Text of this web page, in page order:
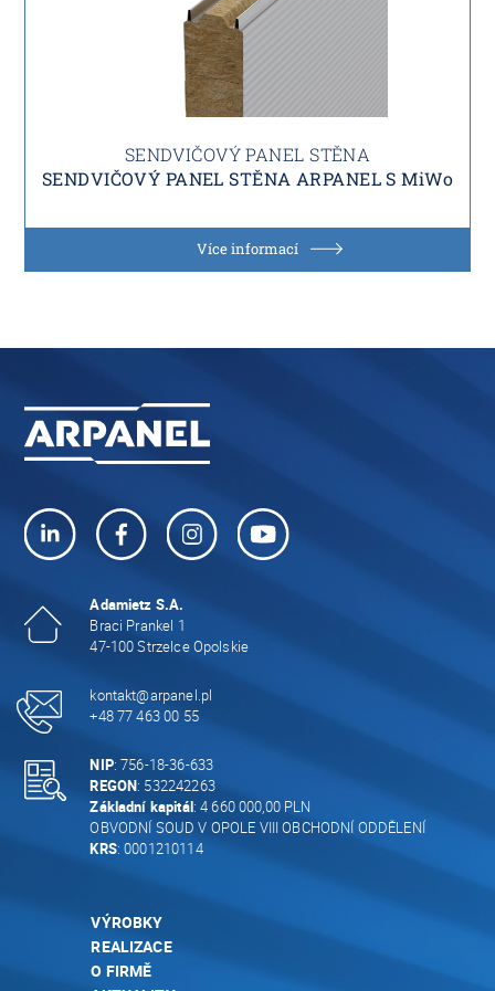
SENDVIČOVÝ PANEL STĚNA
SENDVIČOVÝ PANEL STĚNA ARPANEL S MiWo
Více informací
Adamietz S.A.
Braci Prankel 1
47-100 Strzelce Opolskie
kontakt@arpanel.pl
+48 77 463 00 55
NIP: 756-18-36-633
REGON: 532242263
Základní kapitál: 4 660 000,00 PLN
OBVODNÍ SOUD V OPOLE VIII OBCHODNÍ ODDĚLENÍ
KRS: 0001210114
VÝROBKY
REALIZACE
O FIRMĚ